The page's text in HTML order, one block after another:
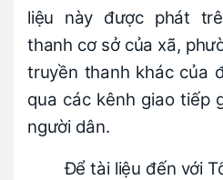
liệu này được phát
thanh cơ sở của xã,
truyền thanh khác của
qua các kênh giao tiếp
người dân.
Để tài liệu đến với